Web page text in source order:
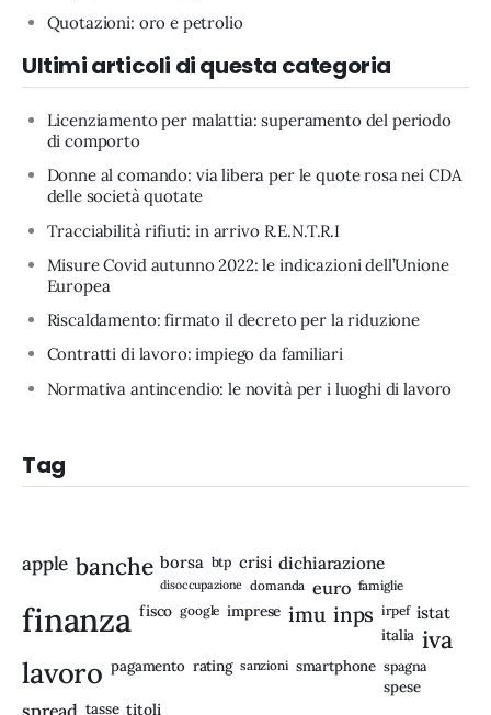
Quotazioni: oro e petrolio
Ultimi articoli di questa categoria
Licenziamento per malattia: superamento del periodo
di comporto
Donne al comando: via libera per le quote rosa nei CDA
delle società quotate
Tracciabilità rifiuti: in arrivo R.E.N.T.R.I
Misure Covid autunno 2022: le indicazioni dell’Unione
Europea
Riscaldamento: firmato il decreto per la riduzione
Contratti di lavoro: impiego da familiari
Normativa antincendio: le novità per i luoghi di lavoro
Tag
apple banche borsa btp crisi dichiarazione
disoccupazione domanda euro famiglie
finanza fisco google imprese imu inps irpef istat
italia iva
lavoro pagamento rating sanzioni smartphone spagna
spese
spread tasse titoli